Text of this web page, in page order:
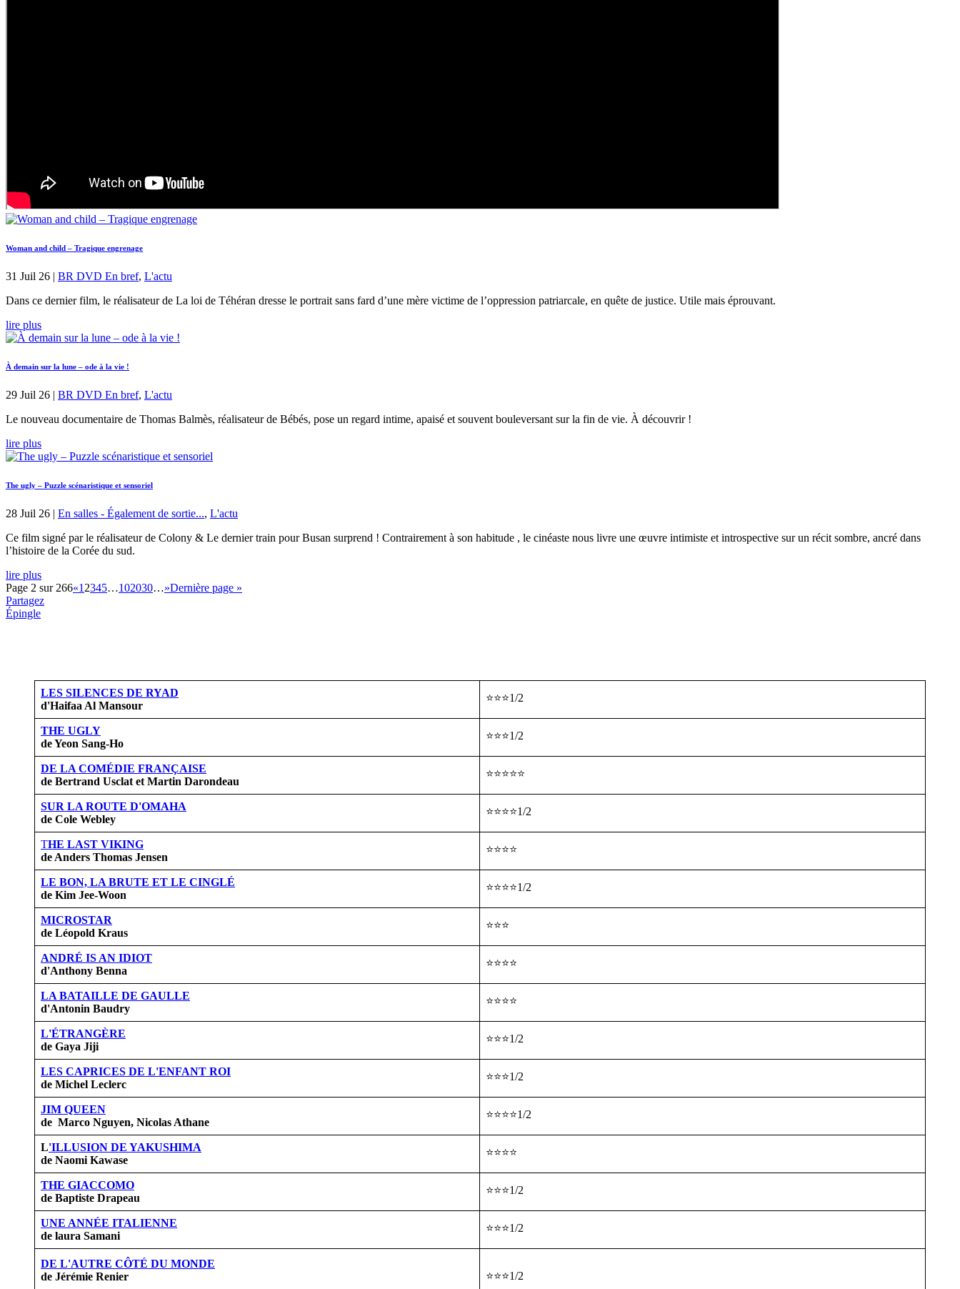
Woman and child – Tragique engrenage
31 Juil 26 | BR DVD En bref, L'actu
Dans ce dernier film, le réalisateur de La loi de Téhéran dresse le portrait sans fard d’une mère victime de l’oppression patriarcale, en quête de justice. Utile mais éprouvant.
lire plus
À demain sur la lune – ode à la vie !
29 Juil 26 | BR DVD En bref, L'actu
Le nouveau documentaire de Thomas Balmès, réalisateur de Bébés, pose un regard intime, apaisé et souvent bouleversant sur la fin de vie. À découvrir !
lire plus
The ugly – Puzzle scénaristique et sensoriel
28 Juil 26 | En salles - Également de sortie..., L'actu
Ce film signé par le réalisateur de Colony & Le dernier train pour Busan surprend ! Contrairement à son habitude , le cinéaste nous livre une œuvre intimiste et introspective sur un récit sombre, ancré dans
l’histoire de la Corée du sud.
lire plus
Page 2 sur 266«1 2345…102030…»Dernière page »
Partagez
Épingle
LES SILENCES DE RYAD
d'Haifaa Al Mansour
⭐⭐⭐1/2
THE UGLY
de Yeon Sang-Ho
⭐⭐⭐1/2
DE LA COMÉDIE FRANÇAISE
de Bertrand Usclat et Martin Darondeau
⭐⭐⭐⭐⭐
SUR LA ROUTE D'OMAHA
de Cole Webley
⭐⭐⭐⭐1/2
THE LAST VIKING
de Anders Thomas Jensen
⭐⭐⭐⭐
LE BON, LA BRUTE ET LE CINGLÉ
de Kim Jee-Woon
⭐⭐⭐⭐1/2
MICROSTAR
de Léopold Kraus
⭐⭐⭐
ANDRÉ IS AN IDIOT
d'Anthony Benna
⭐⭐⭐⭐
LA BATAILLE DE GAULLE
d'Antonin Baudry
⭐⭐⭐⭐
L'ÉTRANGÈRE
de Gaya Jiji
⭐⭐⭐1/2
LES CAPRICES DE L'ENFANT ROI
de Michel Leclerc
⭐⭐⭐1/2
JIM QUEEN
de Marco Nguyen, Nicolas Athane
⭐⭐⭐⭐1/2
L'ILLUSION DE YAKUSHIMA
de Naomi Kawase
⭐⭐⭐⭐
THE GIACCOMO
de Baptiste Drapeau
⭐⭐⭐1/2
UNE ANNÉE ITALIENNE
de laura Samani
⭐⭐⭐1/2
DE L'AUTRE CÔTÉ DU MONDE
de Jérémie Renier
⭐⭐⭐1/2